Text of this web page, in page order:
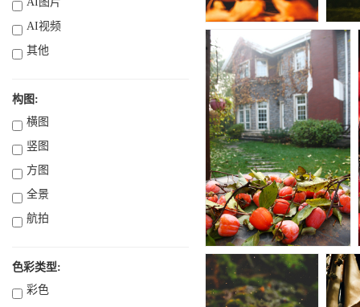
AI视频
其他
构图:
横图
竖图
方图
全景
航拍
色彩类型:
彩色